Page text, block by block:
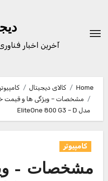
content
آخرین اخبار
Home کالای دیجیتال
کامپیوتر
مدل EliteOne 800 G3 – D
کامپیوتر
مشخصات –